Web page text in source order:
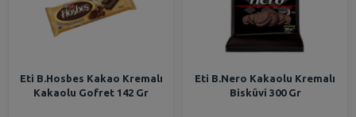
Eti B.Hosbes Kakao Kremalı
Kakaolu Gofret 142 Gr
Eti B.Nero Kakaolu Kremalı
Bisküvi 300 Gr